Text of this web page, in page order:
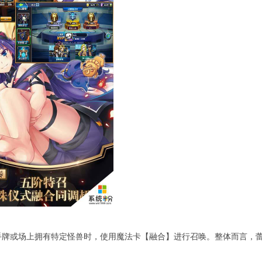
或场上拥有特定怪兽时，使用魔法卡【融合】进行召唤。整体而言，